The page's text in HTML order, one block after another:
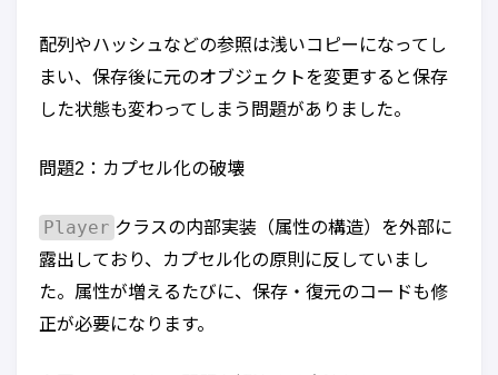
配列やハッシュなどの参照は浅いコピーになってし
まい、保存後に元のオブジェクトを変更すると保存
した状態も変わってしまう問題がありました。
問題2：カプセル化の破壊
Player クラスの内部実装（属性の構造）を外部に
露出しており、カプセル化の原則に反していまし
た。属性が増えるたびに、保存・復元のコードも修
正が必要になります。